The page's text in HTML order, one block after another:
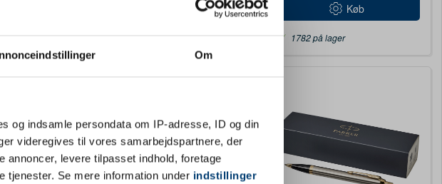
Om
og indsamle persondata om IP-adresse, ID og din
videregives til vores samarbejdspartnere, der
annoncer, levere tilpasset indhold, foretage
tjenester. Se mere information under indstillinger
1782 på lager
Køb
1782 på lager